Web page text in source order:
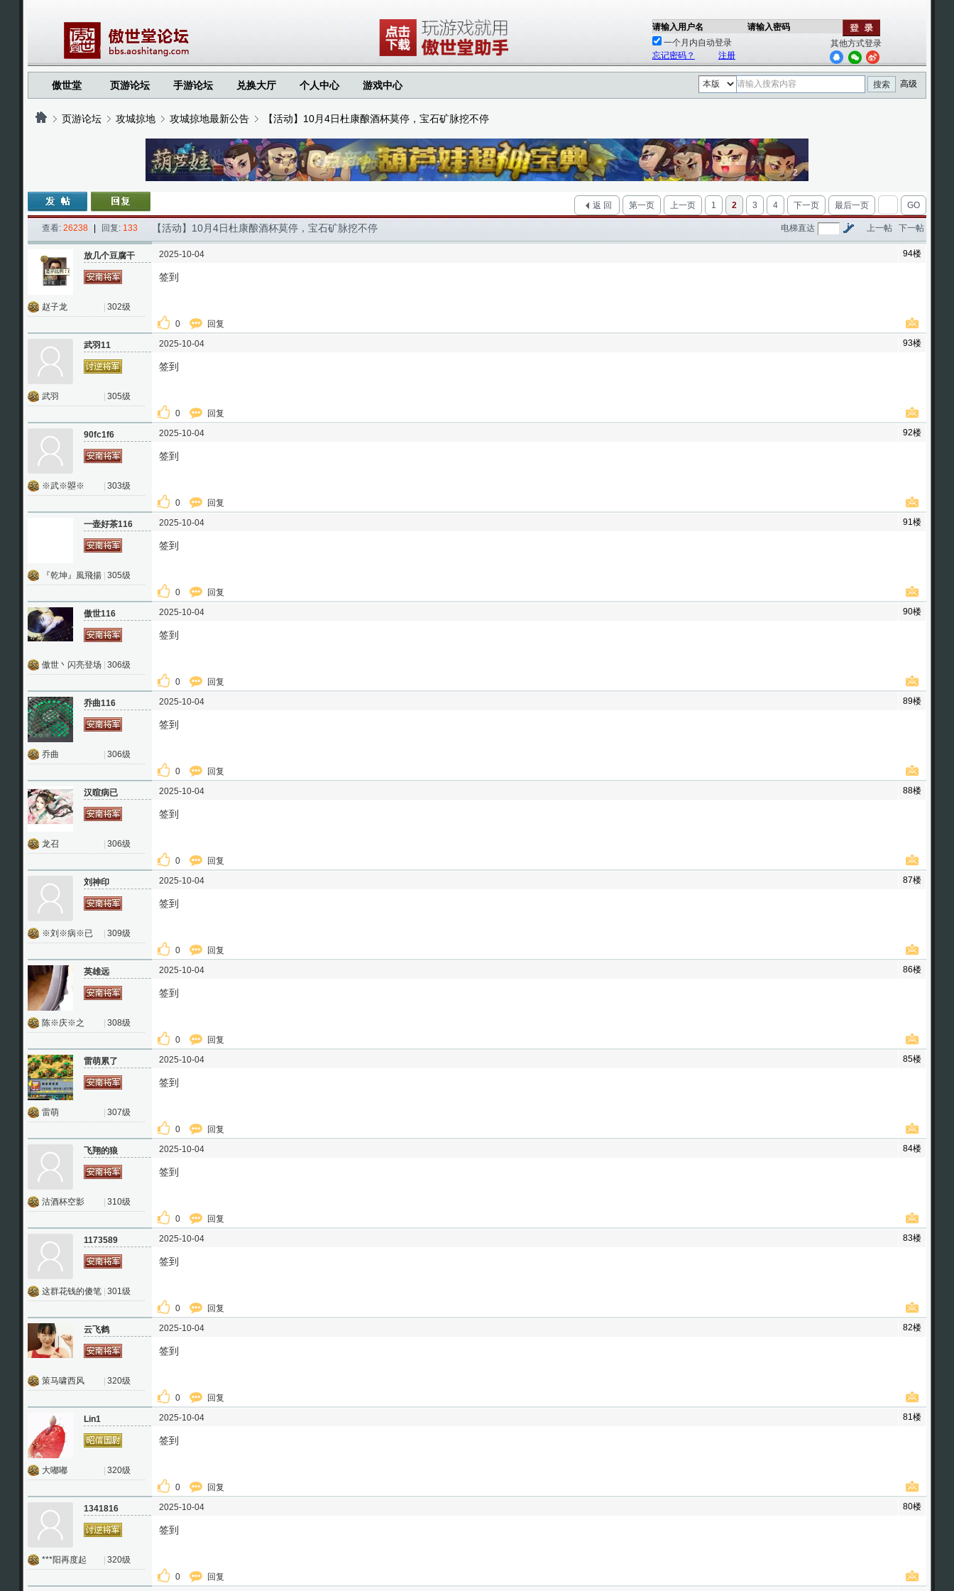
请输入用户名
请输入密码
一个月内自动登录
忘记密码？
注册
其他方式登录
傲世堂 页游论坛 手游论坛 兑换大厅 个人中心 游戏中心 搜索 高级
页游论坛 攻城掠地
›
攻城掠地最新公告
›
【活动】10月4日杜康酿酒杯莫停，宝石矿脉挖不停
1 2
第一页 上一页 1 2 3 4 下一页 最后一页 GO
返 回
查看: 26238 回复: 133 【活动】10月4日杜康酿酒杯莫停，宝石矿脉挖不停 上一帖 下一帖
电梯直达
放几个豆腐干
赵子龙 302级
94楼
2025-10-04
签到
0 回复
武羽11
武羽 305级
93楼
2025-10-04
签到
0 回复
90fc1f6
※武※曌※ 303级
92楼
2025-10-04
签到
0 回复
一壶好茶116
『乾坤』風飛揚 305级
91楼
2025-10-04
签到
0 回复
傲世116
傲世丶闪亮登场 306级
90楼
2025-10-04
签到
0 回复
乔曲116
乔曲 306级
89楼
2025-10-04
签到
0 回复
汉暄病已
龙召 306级
88楼
2025-10-04
签到
0 回复
刘神印
※刘※病※已 309级
87楼
2025-10-04
签到
0 回复
英雄远
陈※庆※之 308级
86楼
2025-10-04
签到
0 回复
雷萌累了
雷萌 307级
85楼
2025-10-04
签到
0 回复
飞翔的狼
沽酒杯空影 310级
84楼
2025-10-04
签到
0 回复
1173589
这群花钱的傻笔 301级
83楼
2025-10-04
签到
0 回复
云飞鹤
策马啸西风 320级
82楼
2025-10-04
签到
0 回复
Lin1
大嘟嘟 320级
81楼
2025-10-04
签到
0 回复
1341816
***阳再度起 320级
80楼
2025-10-04
签到
0 回复